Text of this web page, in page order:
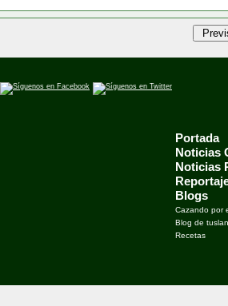
Portada
Noticias
Noticias
Blogs
Cazando por
Blog de
Recetas